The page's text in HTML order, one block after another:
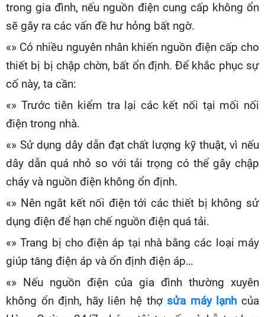
trong gia đình, nếu nguồn điện cung cấp không ổn
sẽ gây ra các vấn đề hư hỏng bất ngờ.
«» Có nhiều nguyên nhân khiến nguồn điện cấp cho
thiết bị bị chập chờn, bất ổn định. Để khắc phục sự
cố này, ta cần:
«» Trước tiên kiểm tra lại các kết nối tại mối nối
điện trong nhà.
«» Sử dụng dây dẫn đạt chất lượng kỹ thuật, vì nếu
dây dẫn quá nhỏ so với tải trọng có thể gây chập
cháy và nguồn điện không ổn định.
«» Nên ngắt kết nối điện tới các thiết bị không sử
dụng điện để hạn chế nguồn điện quá tải.
«» Trang bị cho điện áp tại nhà bằng các loại máy
giúp tăng điện áp và ổn định điện áp…
«» Nếu nguồn điện của gia đình thường xuyên
không ổn định, hãy liên hệ thợ sửa máy lạnh của